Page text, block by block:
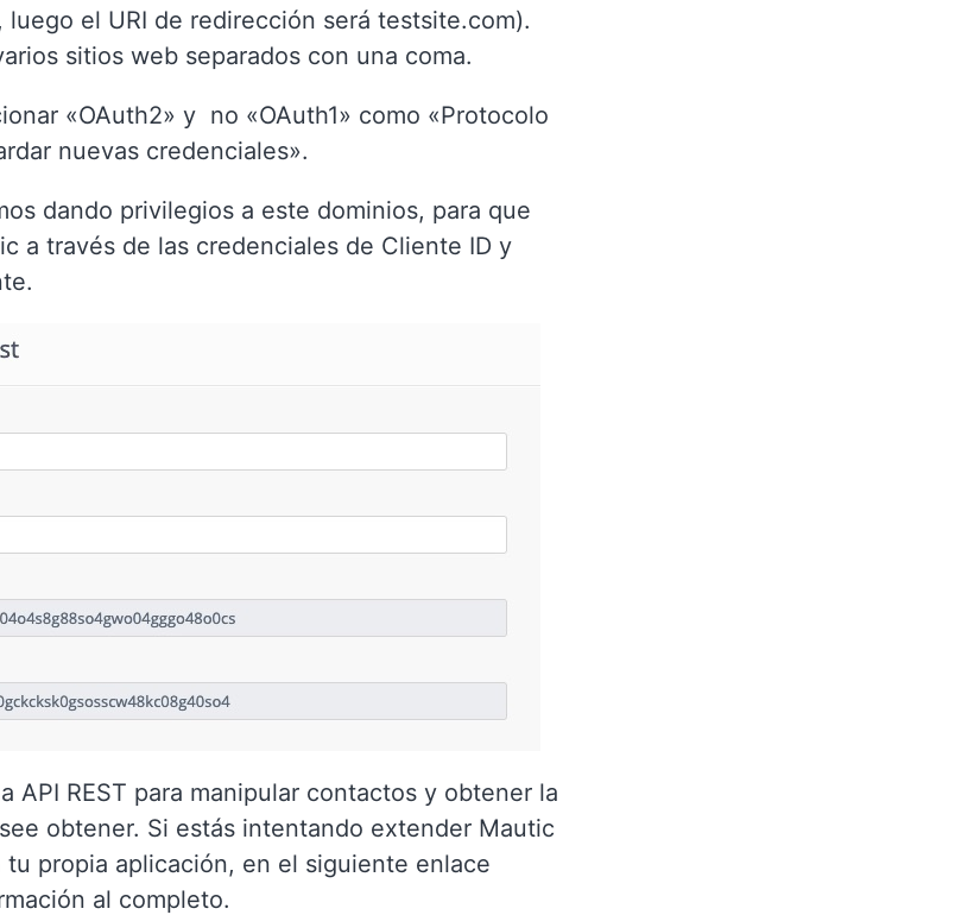
el URI de redirección será testsite.com).
sitios web separados con una coma.
«OAuth2» y no «OAuth1» como «Protocolo
nuevas credenciales».
dando privilegios a este dominios, para que
a través de las credenciales de Cliente ID y
API REST para manipular contactos y obtener la
obtener. Si estás intentando extender Mautic
propia aplicación, en el siguiente enlace
al completo.